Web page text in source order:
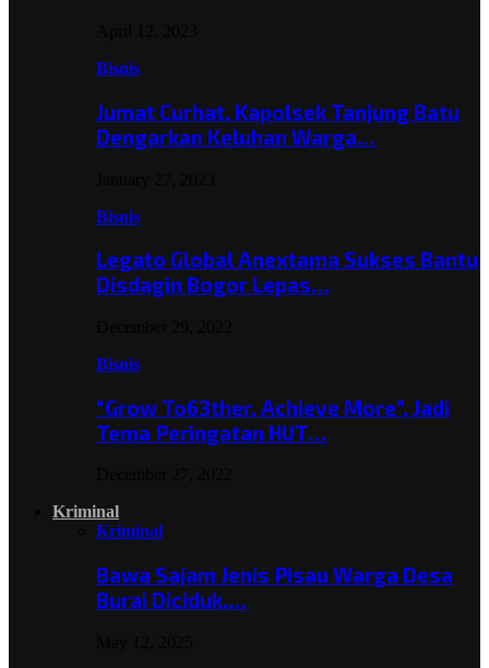
Bisnis
Jumat Curhat, Kapolsek Tanjung Batu
Dengarkan Keluhan Warga…
Bisnis
Legato Global Anextama Sukses Bantu
Disdagin Bogor Lepas…
Bisnis
“Grow To63ther, Achieve More”, Jadi
Tema Peringatan HUT…
Kriminal
Kriminal
Bawa Sajam Jenis Pisau Warga Desa
Burai Diciduk,…